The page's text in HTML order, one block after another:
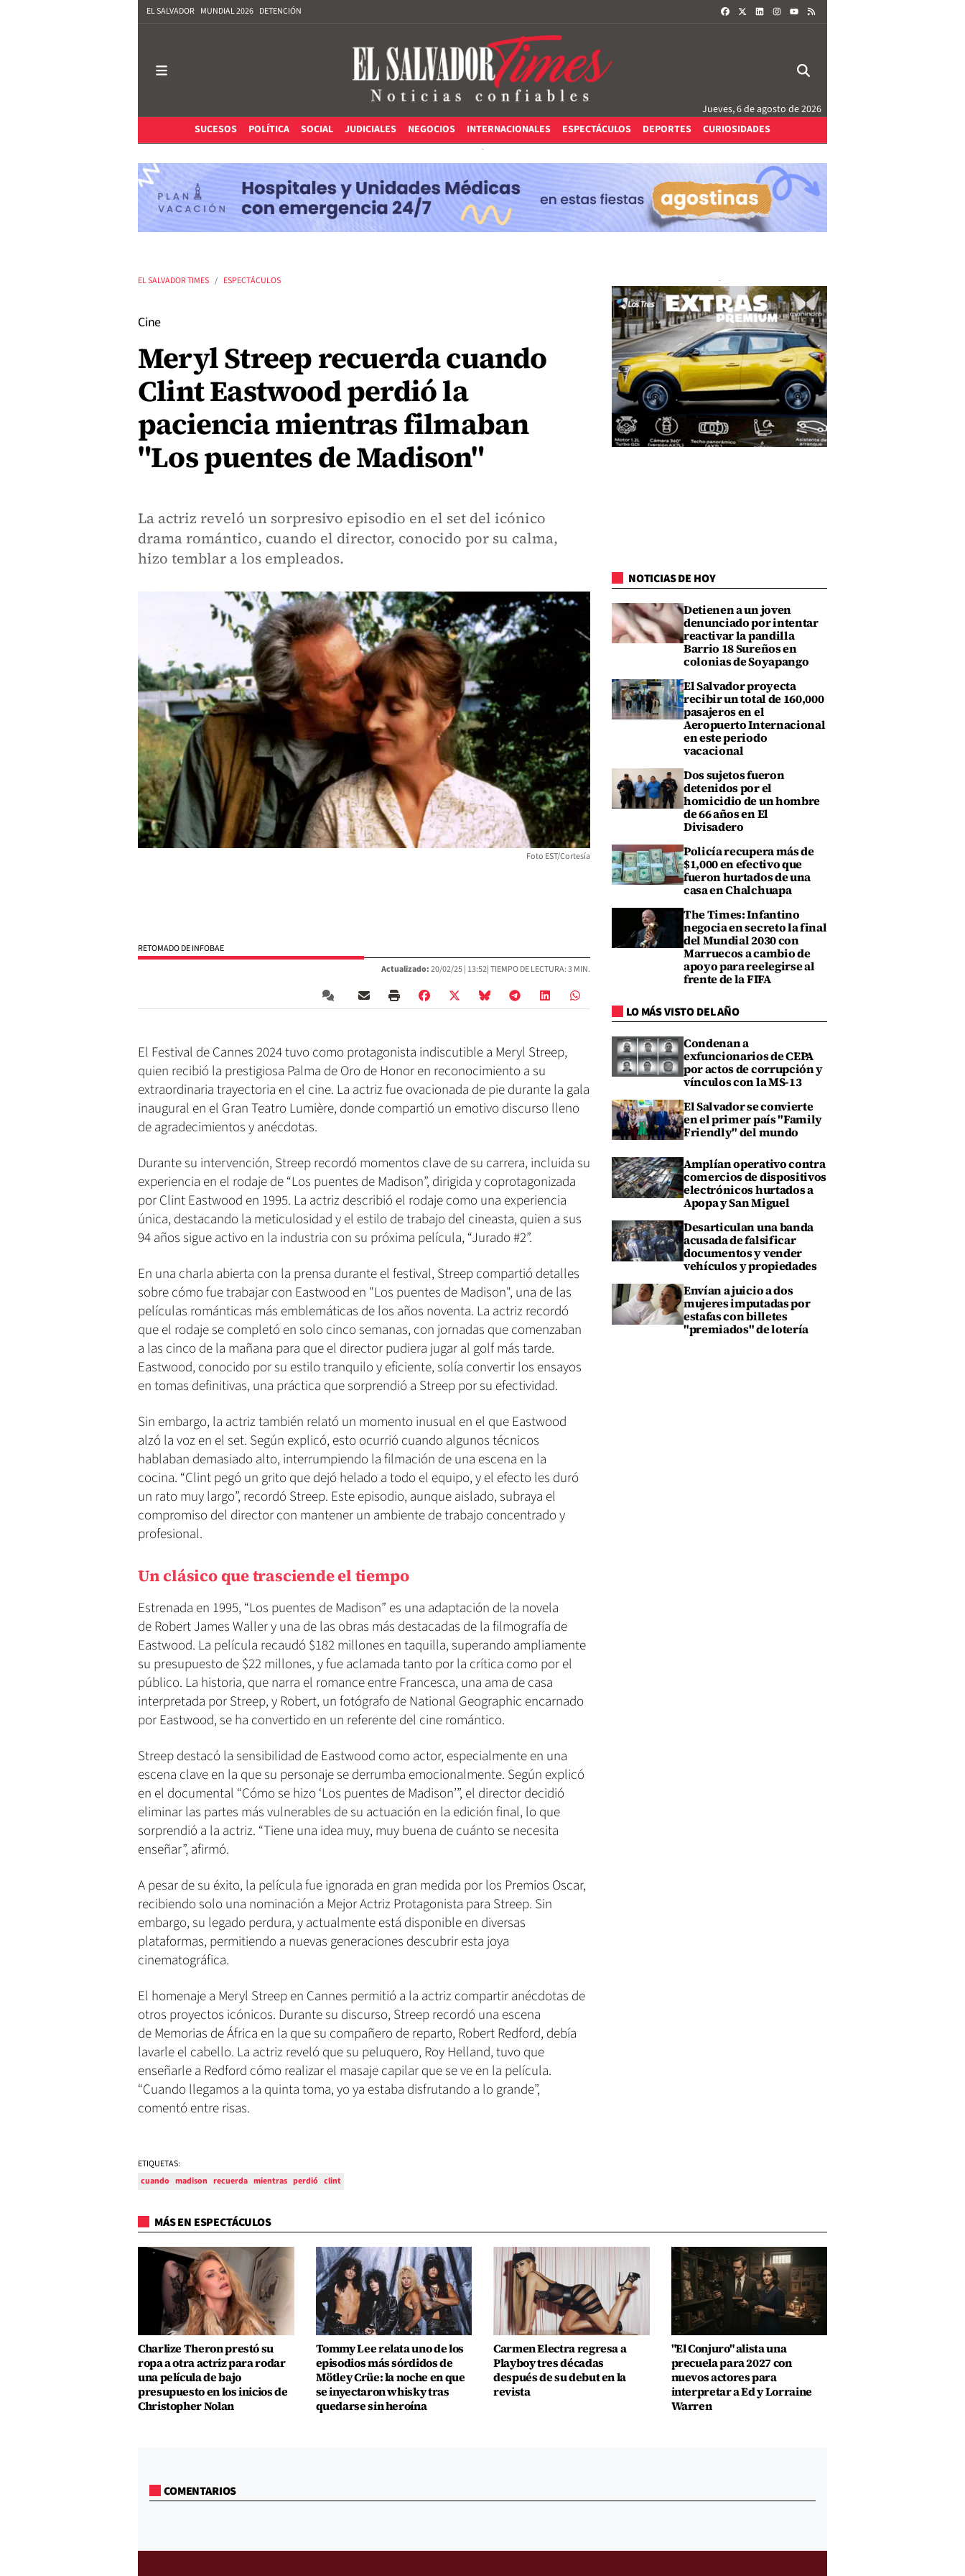
EL SALVADOR MUNDIAL 2026 DETENCIÓN FACEBOOKLINKEDININSTAGRAM
Jueves, 6 de agosto de 2026
SUCESOS
POLÍTICA SOCIAL JUDICIALES NEGOCIOS INTERNACIONALES ESPECTÁCULOS DEPORTES CURIOSIDADES
EL SALVADOR TIMES ESPECTÁCULOS
Cine
Meryl Streep recuerda cuando
Clint Eastwood perdió la
paciencia mientras filmaban
"Los puentes de Madison"
La actriz reveló un sorpresivo episodio en el set del icónico
drama romántico, cuando el director, conocido por su calma,
hizo temblar a los empleados.
Foto EST/Cortesía
RETOMADO DE INFOBAE
Actualizado:20/02/25 | 13:52| TIEMPO DE LECTURA: 3 MIN.
El Festival de Cannes 2024 tuvo como protagonista indiscutible a Meryl Streep,
quien recibió la prestigiosa Palma de Oro de Honor en reconocimiento a su
extraordinaria trayectoria en el cine. La actriz fue ovacionada de pie durante la gala
inaugural en el Gran Teatro Lumière, donde compartió un emotivo discurso lleno
de agradecimientos y anécdotas.
Durante su intervención, Streep recordó momentos clave de su carrera, incluida su
experiencia en el rodaje de “Los puentes de Madison”, dirigida y coprotagonizada
por Clint Eastwood en 1995. La actriz describió el rodaje como una experiencia
única, destacando la meticulosidad y el estilo de trabajo del cineasta, quien a sus
94 años sigue activo en la industria con su próxima película, “Jurado #2”.
En una charla abierta con la prensa durante el festival, Streep compartió detalles
sobre cómo fue trabajar con Eastwood en "Los puentes de Madison", una de las
películas románticas más emblemáticas de los años noventa. La actriz recordó
que el rodaje se completó en solo cinco semanas, con jornadas que comenzaban
a las cinco de la mañana para que el director pudiera jugar al golf más tarde.
Eastwood, conocido por su estilo tranquilo y eficiente, solía convertir los ensayos
en tomas definitivas, una práctica que sorprendió a Streep por su efectividad.
Sin embargo, la actriz también relató un momento inusual en el que Eastwood
alzó la voz en el set. Según explicó, esto ocurrió cuando algunos técnicos
hablaban demasiado alto, interrumpiendo la filmación de una escena en la
cocina. “Clint pegó un grito que dejó helado a todo el equipo, y el efecto les duró
un rato muy largo”, recordó Streep. Este episodio, aunque aislado, subraya el
compromiso del director con mantener un ambiente de trabajo concentrado y
profesional.
Un clásico que trasciende el tiempo
Estrenada en 1995, “Los puentes de Madison” es una adaptación de la novela
de Robert James Waller y una de las obras más destacadas de la filmografía de
Eastwood. La película recaudó $182 millones en taquilla, superando ampliamente
su presupuesto de $22 millones, y fue aclamada tanto por la crítica como por el
público. La historia, que narra el romance entre Francesca, una ama de casa
interpretada por Streep, y Robert, un fotógrafo de National Geographic encarnado
por Eastwood, se ha convertido en un referente del cine romántico.
Streep destacó la sensibilidad de Eastwood como actor, especialmente en una
escena clave en la que su personaje se derrumba emocionalmente. Según explicó
en el documental “Cómo se hizo ‘Los puentes de Madison’”, el director decidió
eliminar las partes más vulnerables de su actuación en la edición final, lo que
sorprendió a la actriz. “Tiene una idea muy, muy buena de cuánto se necesita
enseñar”, afirmó.
A pesar de su éxito, la película fue ignorada en gran medida por los Premios Oscar,
recibiendo solo una nominación a Mejor Actriz Protagonista para Streep. Sin
embargo, su legado perdura, y actualmente está disponible en diversas
plataformas, permitiendo a nuevas generaciones descubrir esta joya
cinematográfica.
El homenaje a Meryl Streep en Cannes permitió a la actriz compartir anécdotas de
otros proyectos icónicos. Durante su discurso, Streep recordó una escena
de Memorias de África en la que su compañero de reparto, Robert Redford, debía
lavarle el cabello. La actriz reveló que su peluquero, Roy Helland, tuvo que
enseñarle a Redford cómo realizar el masaje capilar que se ve en la película.
“Cuando llegamos a la quinta toma, yo ya estaba disfrutando a lo grande”,
comentó entre risas.
ETIQUETAS:
cuando madison recuerda mientras perdió clint
NOTICIAS DE HOY
Detienen a un joven
denunciado por intentar
reactivar la pandilla
Barrio 18 Sureños en
colonias de Soyapango
El Salvador proyecta
recibir un total de 160,000
pasajeros en el
Aeropuerto Internacional
en este periodo
vacacional
Dos sujetos fueron
detenidos por el
homicidio de un hombre
de 66 años en El
Divisadero
Policía recupera más de
$1,000 en efectivo que
fueron hurtados de una
casa en Chalchuapa
The Times: Infantino
negocia en secreto la final
del Mundial 2030 con
Marruecos a cambio de
apoyo para reelegirse al
frente de la FIFA
LO MÁS VISTO DEL AÑO
Condenan a
exfuncionarios de CEPA
por actos de corrupción y
vínculos con la MS-13
El Salvador se convierte
en el primer país "Family
Friendly" del mundo
Amplían operativo contra
comercios de dispositivos
electrónicos hurtados a
Apopa y San Miguel
Desarticulan una banda
acusada de falsificar
documentos y vender
vehículos y propiedades
Envían a juicio a dos
mujeres imputadas por
estafas con billetes
"premiados" de lotería
MÁS EN ESPECTÁCULOS
Charlize Theron prestó su
ropa a otra actriz para rodar
una película de bajo
presupuesto en los inicios de
Christopher Nolan
Tommy Lee relata uno de los
episodios más sórdidos de
Mötley Crüe: la noche en que
se inyectaron whisky tras
quedarse sin heroína
Carmen Electra regresa a
Playboy tres décadas
después de su debut en la
revista
"El Conjuro" alista una
precuela para 2027 con
nuevos actores para
interpretar a Ed y Lorraine
Warren
COMENTARIOS